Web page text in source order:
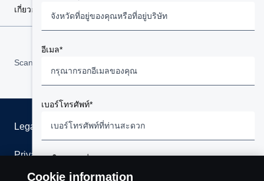
อีเมล*
เบอร์โทรศัพท์*
เกี่ยวกับสแกนเนีย
Scania in Your Region:
Legal notice
Privacy statement
Cookie information